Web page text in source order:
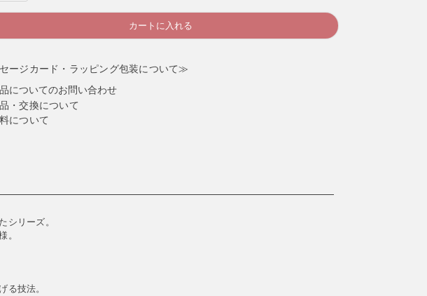
カートに入れる
ージカード・ラッピング包装について≫
についてのお問い合わせ
・交換について
について
シリーズ。
。
る技法。